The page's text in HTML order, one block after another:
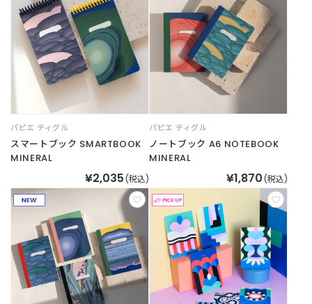
パピエ ティグル
スマートブック SMARTBOOK
MINERAL
¥2,035 (税込)
パピエ ティグル
ノートブック A6 NOTEBOOK
MINERAL
¥1,870 (税込)